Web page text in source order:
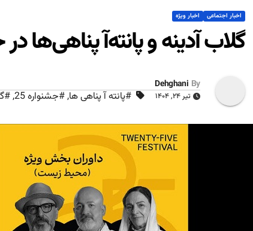
اخبار اجتماعی اخبار ویژه
گلاب آدینه و پانته‌آ پناهی‌ها در
By
Dehghani
تیر ۲۴, ۱۴۰۴ #پانته آ پناهی ها,#جشنواره 25 ,